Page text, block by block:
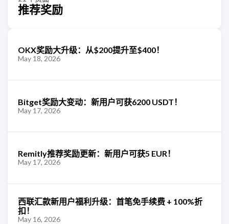
推荐奖励
OKX奖励大升级：从$200提升至$400！
May 18, 2026
Bitget奖励大变动：新用户可获6200 USDT！
May 17, 2026
Remitly推荐奖励更新：新用户可获5 EUR！
May 17, 2026
西联汇款新用户福利升级：首笔免手续费 + 100%折
扣！
May 16, 2026